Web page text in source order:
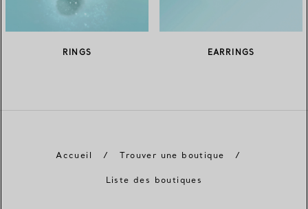
RINGS EARRINGS
Accueil / Trouver une boutique /
Liste des boutiques